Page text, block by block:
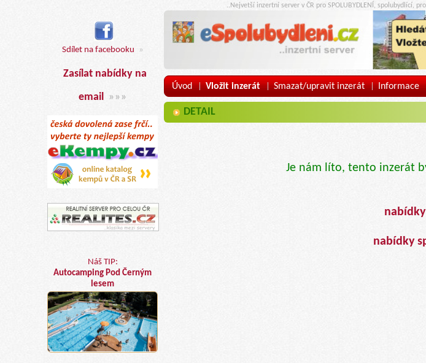
Sdílet na facebooku »
Zasílat nabídky na
email »»»
Náš TIP:
Autocamping Pod Černým
lesem
..Nejvetší inzertní server v ČR pro SPOLUBYDLENÍ, spolubydlící,
Úvod | Vložit inzerát | Smazat/upravit inzerát | Informace
DETAIL
Je nám líto, tento inzerát
nabídky